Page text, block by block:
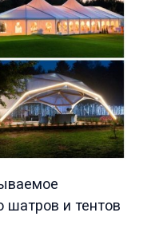
и тентов